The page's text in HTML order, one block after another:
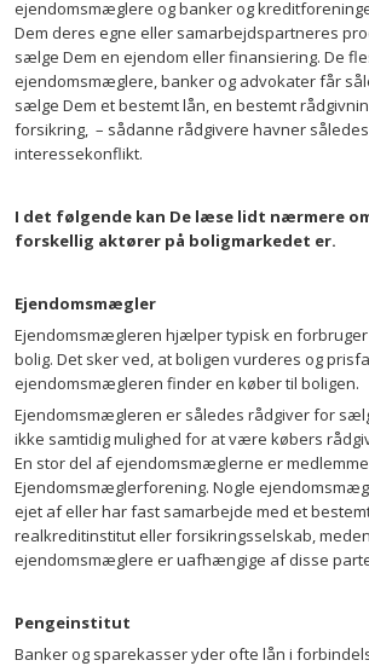
ejendomsmæglere og banker og
Dem deres egne eller samarbejdspartneres
sælge Dem en ejendom eller finansiering. De
ejendomsmæglere, banker og advokater får
sælge Dem et bestemt lån, en bestemt
forsikring, – sådanne rådgivere havner
interessekonflikt.
I det følgende kan De læse lidt nærmere
forskellig aktører på boligmarkedet er.
Ejendomsmægler
Ejendomsmægleren hjælper typisk en
bolig. Det sker ved, at boligen vurderes og
ejendomsmægleren finder en køber til boligen.
Ejendomsmægleren er således rådgiver for
ikke samtidig mulighed for at være købers
En stor del af ejendomsmæglerne er
Ejendomsmæglerforening. Nogle
ejet af eller har fast samarbejde med et
realkreditinstitut eller forsikringsselskab,
ejendomsmæglere er uafhængige af disse
Pengeinstitut
Banker og sparekasser yder ofte lån i